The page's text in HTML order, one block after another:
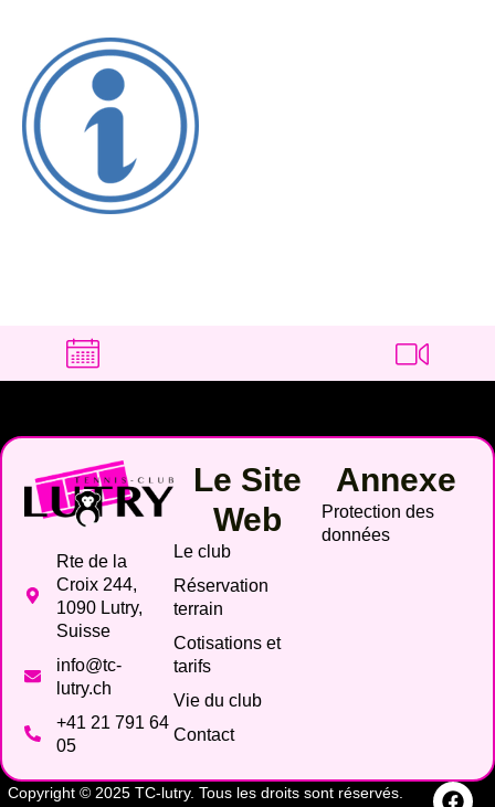
Rte de la
Croix 244,
1090 Lutry,
Suisse
info@tc-
lutry.ch
+41 21 791 64
05
Le Site
Web
Le club
Réservation
terrain
Cotisations et
tarifs
Vie du club
Contact
Annexe
Protection des
données
Copyright © 2025 TC-lutry. Tous les droits sont réservés.